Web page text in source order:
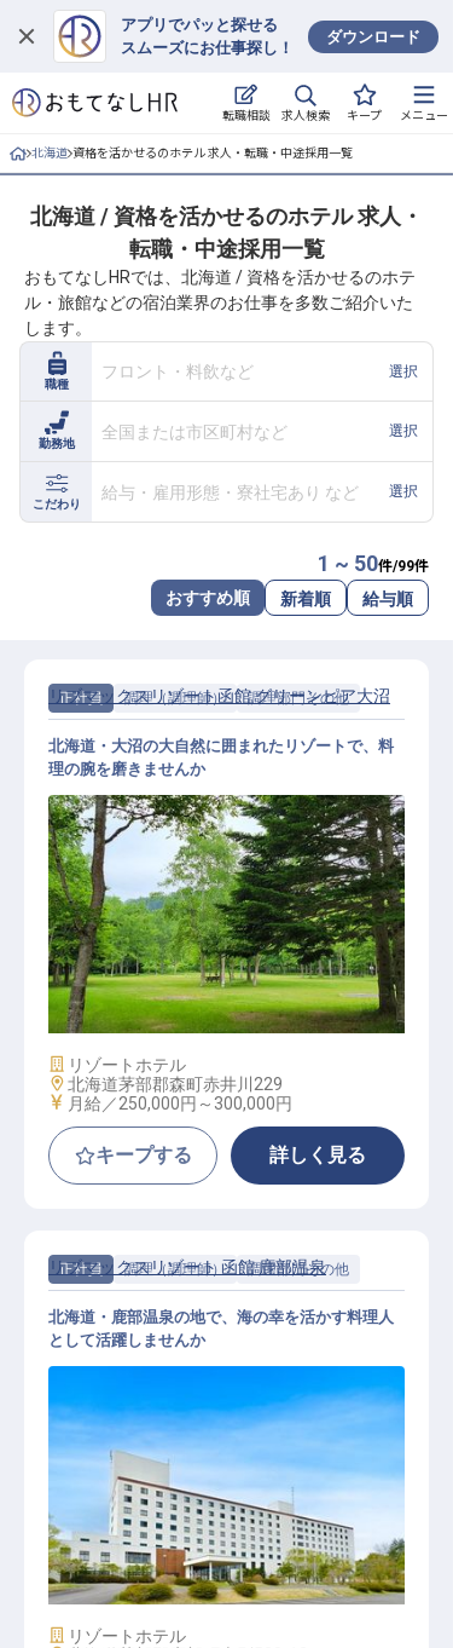
アプリでパッと探せる
スムーズにお仕事探し！
ダウンロード
転職相談 求人検索 キープ メニュー
ログイン
求人・施設を探す
就職・転職 合同説明会
おもてなしHRについて
ご利用の流れ
よくある質問
ホテル・宿泊業界情報コラム
転職サポートに申し込む
北海道 資格を活かせるのホテル 求人・転職・中途採用一覧
北海道 / 資格を活かせるのホテル 求人・
転職・中途採用一覧
おもてなしHRでは、北海道 / 資格を活かせるのホテ
ル・旅館などの宿泊業界のお仕事を多数ご紹介いた
します。
職種
フロント・料飲など 選択
勤務地
全国または市区町村など 選択
こだわり
給与・雇用形態・寮社宅あり など 選択
1 ~ 50件/99件
おすすめ順 新着順 給与順
正社員 調理（調理師） 調理部門その他
調理スタッフ｜月給27万円～30万円
／寮費2万円控除／北海道・大沼の
大自然／急募
リブマックスリゾート函館 グリーンピア大沼
北海道・大沼の大自然に囲まれたリゾートで、料
理の腕を磨きませんか
施設業態
リゾートホテル
勤務地
北海道茅部郡森町赤井川229
給与
月給／250,000円～ 300,000円
キープする 詳しく見る
正社員 調理（調理師） 調理部門その他
調理スタッフ｜月給27万円～30万円
／寮費2万円控除／北海道・温泉地
／急募
リブマックスリゾート 函館 鹿部温泉
北海道・鹿部温泉の地で、海の幸を活かす料理人
として活躍しませんか
施設業態
リゾートホテル